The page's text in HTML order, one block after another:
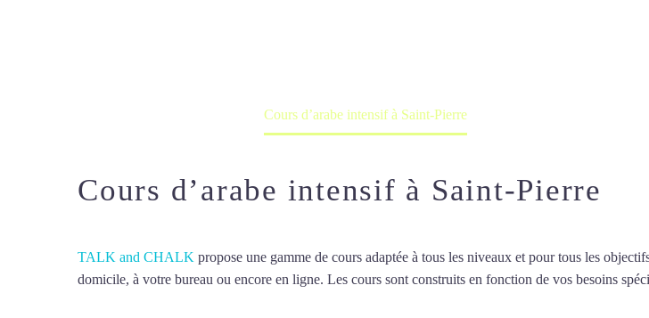
Cours d’arabe intensif à Saint-Pierre
Cours d’arabe intensif à Saint-Pierre
TALK and CHALK propose une gamme de cours adaptée à tous les niveaux et pour tous les
domicile, à votre bureau ou encore en ligne. Les cours sont construits en fonction de vos besoins